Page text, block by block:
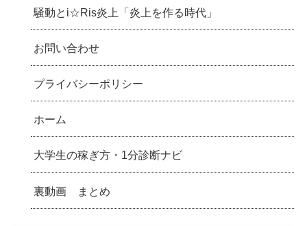
騒動とi☆Ris炎上「炎上を作る時代」
お問い合わせ
プライバシーポリシー
ホーム
大学生の稼ぎ方・1分診断ナビ
裏動画 まとめ